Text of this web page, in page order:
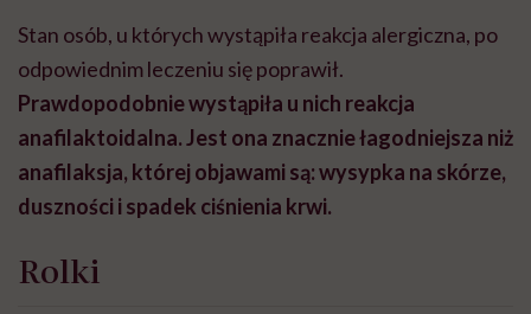
Stan osób, u których wystąpiła reakcja alergiczna, po
odpowiednim leczeniu się poprawił.
Prawdopodobnie wystąpiła u nich reakcja
anafilaktoidalna. Jest ona znacznie łagodniejsza niż
anafilaksja, której objawami są: wysypka na skórze,
duszności i spadek ciśnienia krwi.
Rolki